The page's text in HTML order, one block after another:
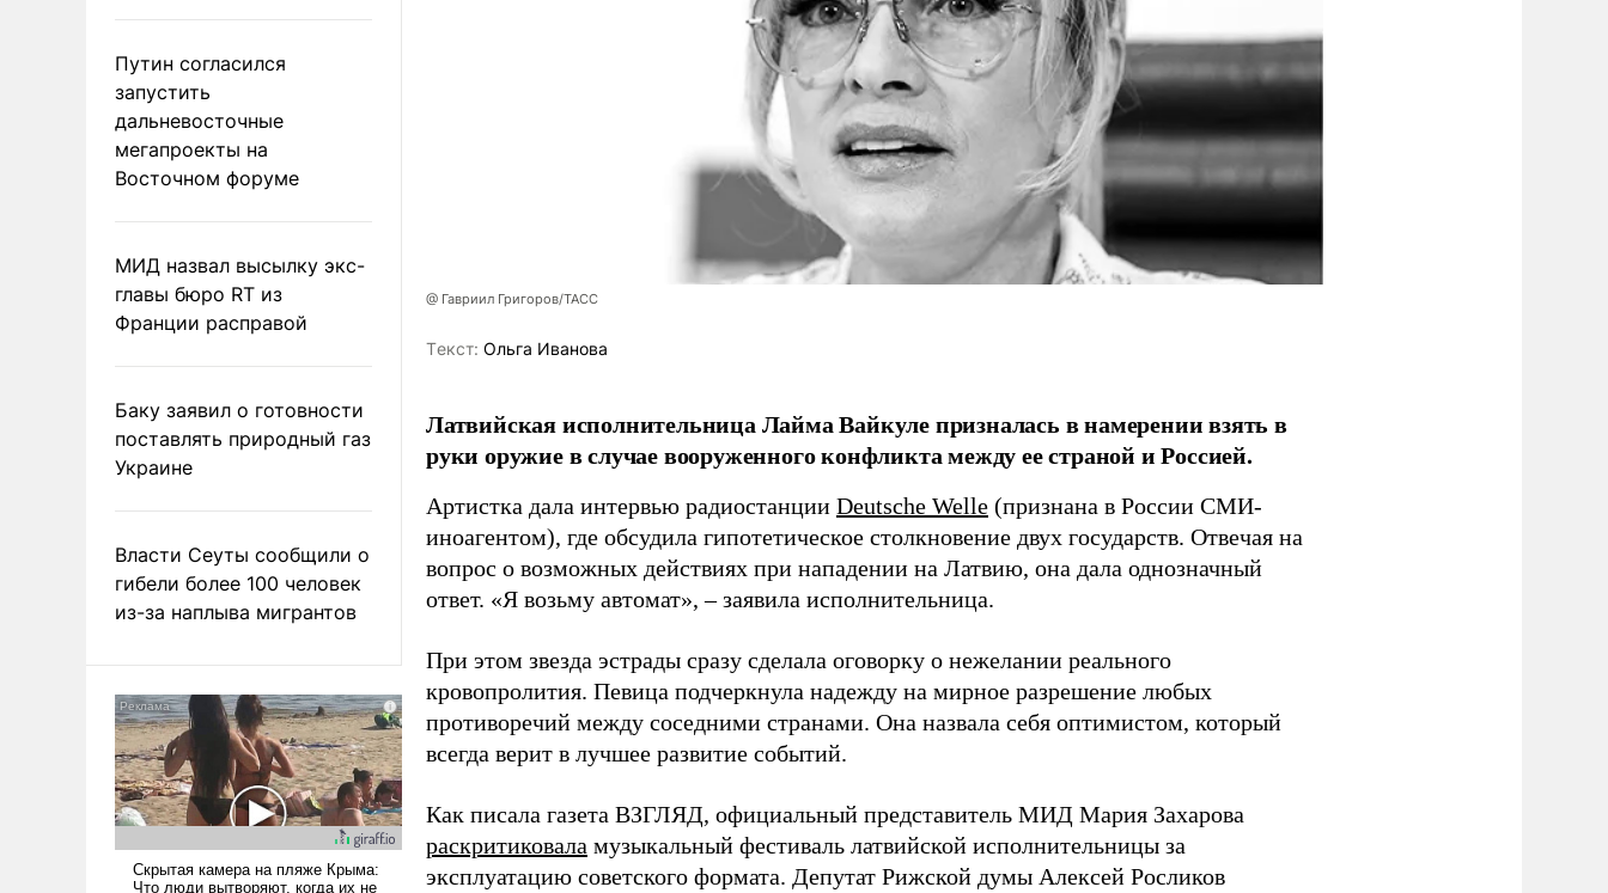
Путин согласился
запустить
дальневосточные
мегапроекты на
Восточном форуме
МИД назвал высылку экс-
главы бюро RT из
Франции расправой
Баку заявил о готовности
поставлять природный газ
Украине
Власти Сеуты сообщили о
гибели более 100 человек
из-за наплыва мигрантов
@ Гавриил Григоров/ТАСС
Tекст: Ольга Иванова
Латвийская исполнительница Лайма Вайкуле призналась в намерении взять в
руки оружие в случае вооруженного конфликта между ее страной и Россией.
Артистка дала интервью радиостанции Deutsche Welle (признана в России СМИ-
иноагентом), где обсудила гипотетическое столкновение двух государств. Отвечая на
вопрос о возможных действиях при нападении на Латвию, она дала однозначный
ответ. «Я возьму автомат», – заявила исполнительница.
При этом звезда эстрады сразу сделала оговорку о нежелании реального
кровопролития. Певица подчеркнула надежду на мирное разрешение любых
противоречий между соседними странами. Она назвала себя оптимистом, который
всегда верит в лучшее развитие событий.
Как писала газета ВЗГЛЯД, официальный представитель МИД Мария Захарова
раскритиковала музыкальный фестиваль латвийской исполнительницы за
эксплуатацию советского формата. Депутат Рижской думы Алексей Росликов